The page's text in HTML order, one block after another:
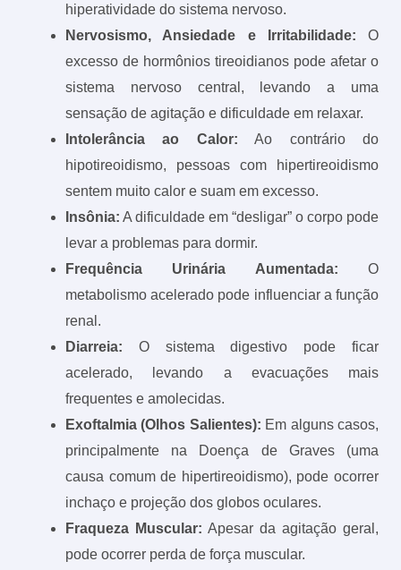
hiperatividade do sistema nervoso.
Nervosismo, Ansiedade e Irritabilidade: O
excesso de hormônios tireoidianos pode afetar o
sistema nervoso central, levando a uma
sensação de agitação e dificuldade em relaxar.
Intolerância ao Calor: Ao contrário do
hipotireoidismo, pessoas com hipertireoidismo
sentem muito calor e suam em excesso.
Insônia: A dificuldade em “desligar” o corpo pode
levar a problemas para dormir.
Frequência Urinária Aumentada: O
metabolismo acelerado pode influenciar a função
renal.
Diarreia: O sistema digestivo pode ficar
acelerado, levando a evacuações mais
frequentes e amolecidas.
Exoftalmia (Olhos Salientes): Em alguns casos,
principalmente na Doença de Graves (uma
causa comum de hipertireoidismo), pode ocorrer
inchaço e projeção dos globos oculares.
Fraqueza Muscular: Apesar da agitação geral,
pode ocorrer perda de força muscular.